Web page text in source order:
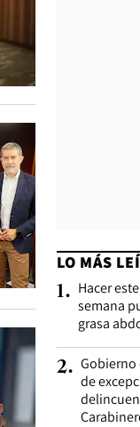
LO MÁS
1. Hacer
semana
grasa
2. Gobierno
de